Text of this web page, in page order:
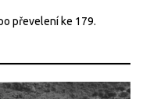
převelení ke 179.